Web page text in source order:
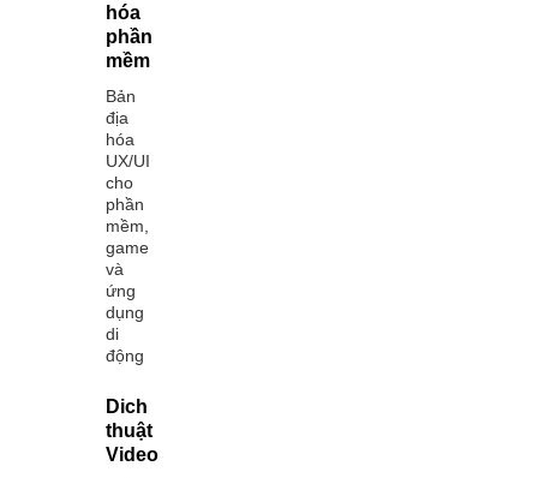
hóa
phần
mềm
Bản
địa
hóa
UX/UI
cho
phần
mềm,
game
và
ứng
dụng
di
động
Dich
thuật
Video